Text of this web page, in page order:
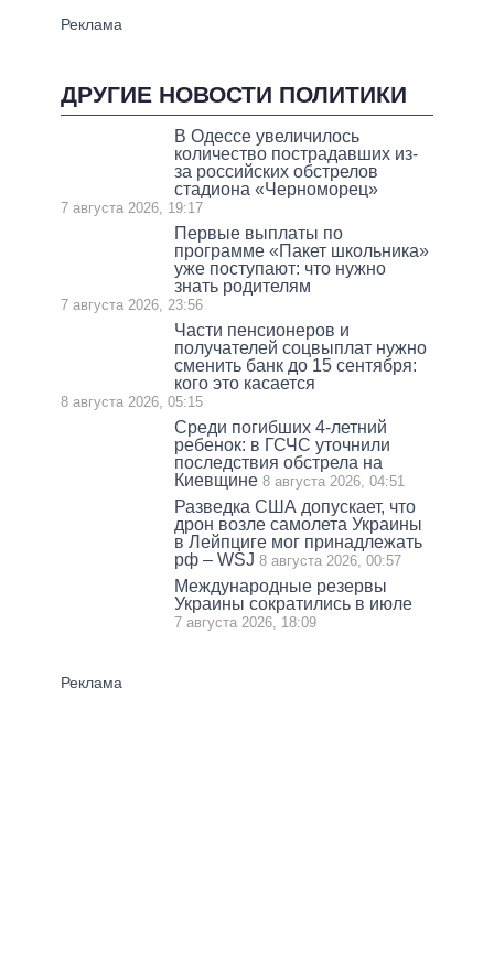
ДРУГИЕ НОВОСТИ ПОЛИТИКИ
В Одессе увеличилось
количество пострадавших из-
за российских обстрелов
стадиона «Черноморец»
7 августа 2026, 19:17
Первые выплаты по
программе «Пакет школьника»
уже поступают: что нужно
знать родителям
7 августа 2026, 23:56
Части пенсионеров и
получателей соцвыплат нужно
сменить банк до 15 сентября:
кого это касается
8 августа 2026, 05:15
Среди погибших 4-летний
ребенок: в ГСЧС уточнили
последствия обстрела на
Киевщине 8 августа 2026, 04:51
Разведка США допускает, что
дрон возле самолета Украины
в Лейпциге мог принадлежать
рф – WSJ 8 августа 2026, 00:57
Международные резервы
Украины сократились в июле
7 августа 2026, 18:09